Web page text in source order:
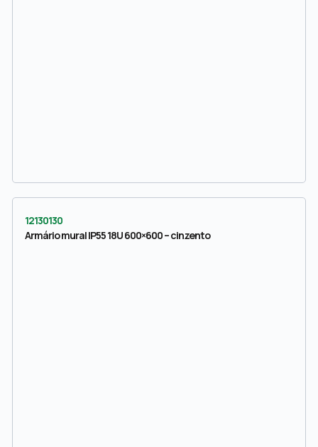
12130130
Armário mural IP55 18U 600×600 – cinzento